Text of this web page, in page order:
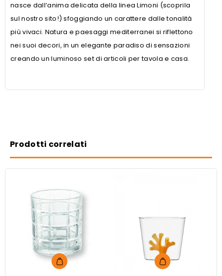
nasce dall’anima delicata della linea Limoni (scoprila
sul nostro sito!) sfoggiando un carattere dalle tonalità
più vivaci. Natura e paesaggi mediterranei si riflettono
nei suoi decori, in un elegante paradiso di sensazioni
creando un luminoso set di articoli per tavola e casa.
Prodotti correlati